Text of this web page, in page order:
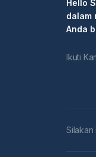
Hello
dalam
Anda
Ikuti
Silakan